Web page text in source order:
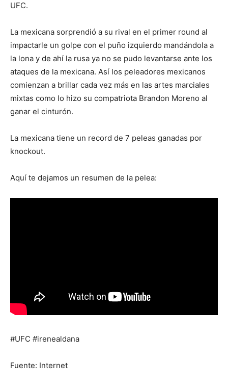
UFC.
La mexicana sorprendió a su rival en el primer round al
impactarle un golpe con el puño izquierdo mandándola a
la lona y de ahí la rusa ya no se pudo levantarse ante los
ataques de la mexicana. Así los peleadores mexicanos
comienzan a brillar cada vez más en las artes marciales
mixtas como lo hizo su compatriota Brandon Moreno al
ganar el cinturón.
La mexicana tiene un record de 7 peleas ganadas por
knockout.
Aquí te dejamos un resumen de la pelea:
#UFC #irenealdana
Fuente: Internet